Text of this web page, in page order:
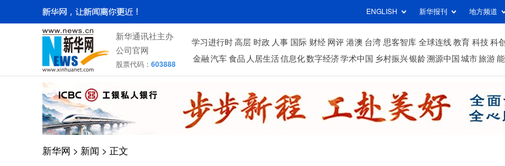
ENGLISH 新华报刊 地方频道
新华通讯社主办
公司官网
股票代码： 603888
学习进行时 高层 时政 人事 国际 财经 网评 港澳 台湾 思客智库 全球连线 教育 科技 科创
金融 汽车 食品 人居生活信息化数字经济学术中国 乡村振兴银龄溯源中国 城市旅游
新华网 > 新闻 > 正文